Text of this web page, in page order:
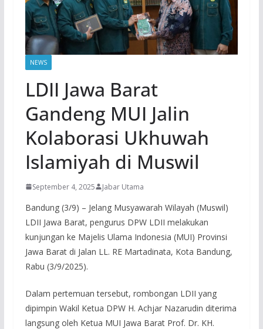
NEWS
LDII Jawa Barat
Gandeng MUI Jalin
Kolaborasi Ukhuwah
Islamiyah di Muswil
September 4, 2025 Jabar Utama
Bandung (3/9) – Jelang Musyawarah Wilayah (Muswil)
LDII Jawa Barat, pengurus DPW LDII melakukan
kunjungan ke Majelis Ulama Indonesia (MUI) Provinsi
Jawa Barat di Jalan LL. RE Martadinata, Kota Bandung,
Rabu (3/9/2025).
Dalam pertemuan tersebut, rombongan LDII yang
dipimpin Wakil Ketua DPW H. Achjar Nazarudin diterima
langsung oleh Ketua MUI Jawa Barat Prof. Dr. KH.